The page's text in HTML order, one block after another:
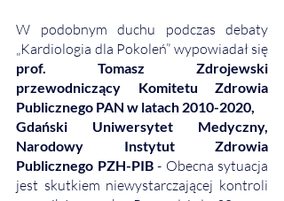
W podobnym duchu podczas debaty
prof. Tomasz Zdrojewski
przewodniczący Komitetu Zdrowia
Publicznego PAN w latach 2010-2020,
Gdański Uniwersytet Medyczny,
Narodowy Instytut Zdrowia
Publicznego PZH-PIB - Obecna sytuacja
jest skutkiem niewystarczającej kontroli